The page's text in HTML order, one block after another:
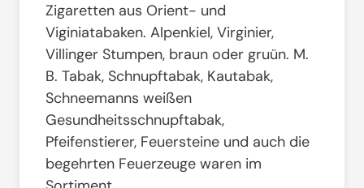
Zigaretten aus Orient- und
Viginiatabaken. Alpenkiel, Virginier,
Villinger Stumpen, braun oder gruün. M.
B. Tabak, Schnupftabak, Kautabak,
Schneemanns weißen
Gesundheitsschnupftabak,
Pfeifenstierer, Feuersteine und auch die
begehrten Feuerzeuge waren im